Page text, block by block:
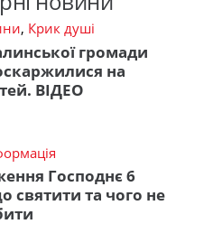
, Крик душі
громади
на
ВІДЕО
Господнє 6
святити та чого не